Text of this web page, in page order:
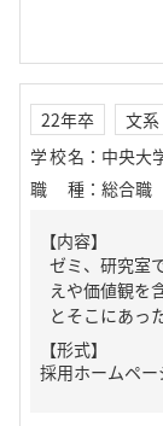
22年卒 文系
学校名 ： 中央大
職種 ： 総合職
【内容】
ゼミ、研究室
えや価値観を
とそこにあっ
【形式】
採用ホームペー